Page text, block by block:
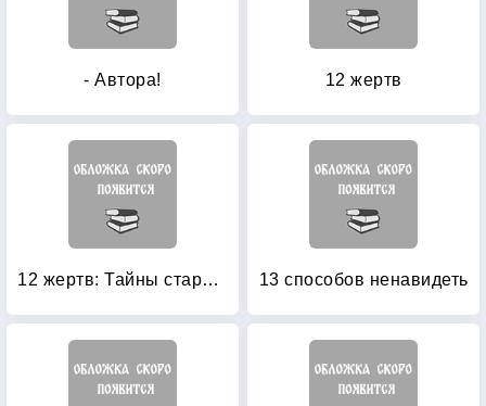
- Автора! 12 жертв
12 жертв: Тайны старого Петербурга 13 способов ненавидеть